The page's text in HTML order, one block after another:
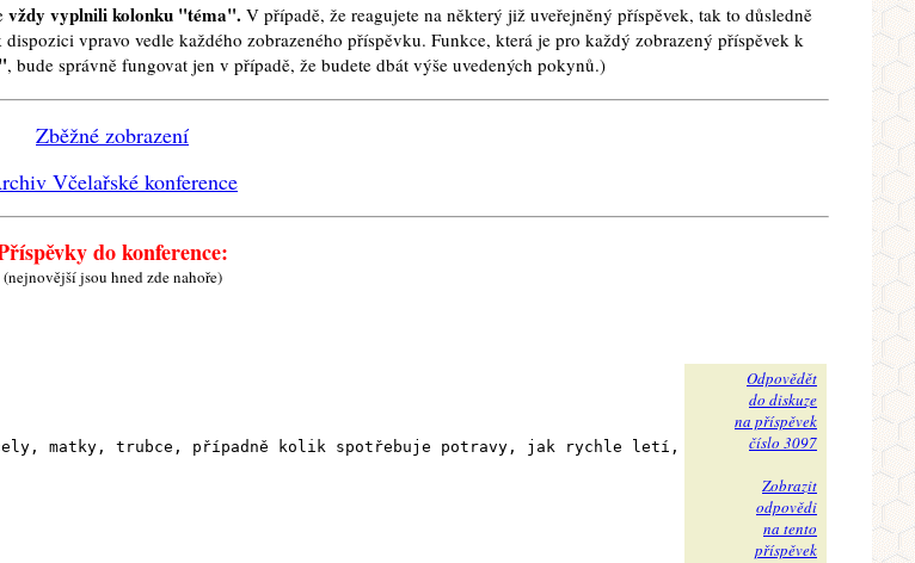
vždy vyplnili kolonku "téma". V případě, že reagujete na některý již uveřejněný příspěvek, tak to důsledně
dispozici vpravo vedle každého zobrazeného příspěvku. Funkce, která je pro každý zobrazený příspěvek k
, bude správně fungovat jen v případě, že budete dbát výše uvedených pokynů.)
Zběžné zobrazení
Včelařské konference
do konference:
(nejnovější jsou hned zde nahoře)
včely, matky, trubce, případně kolik spotřebuje potravy, jak rychle letí,
Odpovědět
do diskuze
na příspěvek
číslo 3097
Zobrazit
odpovědi
na tento
příspěvek